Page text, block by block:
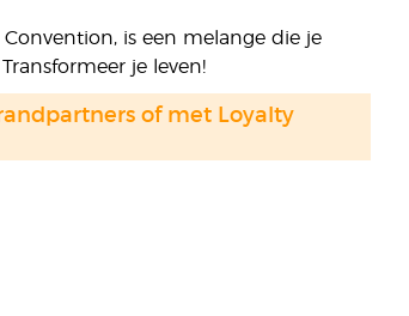
is een melange die je
je leven!
of met Loyalty